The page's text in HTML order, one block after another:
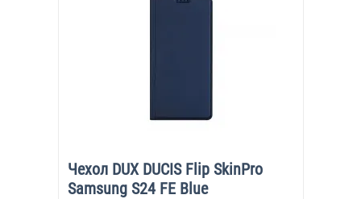
Чехол DUX DUCIS Flip SkinPro
Samsung S24 FE Blue